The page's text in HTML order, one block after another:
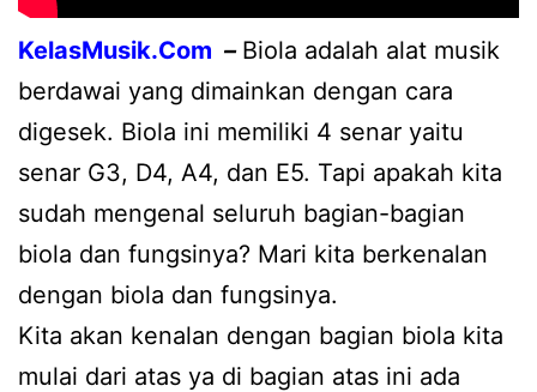
KelasMusik.Com – Biola adalah alat musik
berdawai yang dimainkan dengan cara
digesek. Biola ini memiliki 4 senar yaitu
senar G3, D4, A4, dan E5. Tapi apakah kita
sudah mengenal seluruh bagian-bagian
biola dan fungsinya? Mari kita berkenalan
dengan biola dan fungsinya.
Kita akan kenalan dengan bagian biola kita
mulai dari atas ya di bagian atas ini ada